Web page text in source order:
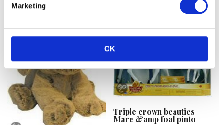
Marketing
OK
Triple crown beauties
Mare &amp foal pinto